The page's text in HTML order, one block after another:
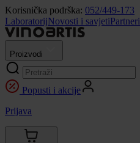
Korisnička podrška: 052/449-173
LaboratorijNovosti i savjetiPartneri
Proizvodi
Popusti i akcije
Prijava